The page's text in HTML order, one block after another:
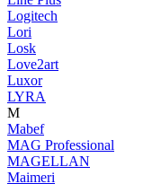
Logitech
Lori
Losk
Love2art
Luxor
LYRA
M
Mabef
MAG Professional
MAGELLAN
Maimeri